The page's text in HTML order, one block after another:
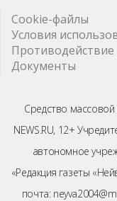
Cookie-файлы
Условия
Документы
Средство массовой
NEWS.RU, 12+
автономное
«Редакция газеты
почта: